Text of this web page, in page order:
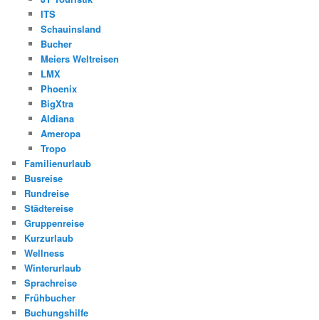
ITS
Schauinsland
Bucher
Meiers Weltreisen
LMX
Phoenix
BigXtra
Aldiana
Ameropa
Tropo
Familienurlaub
Busreise
Rundreise
Städtereise
Gruppenreise
Kurzurlaub
Wellness
Winterurlaub
Sprachreise
Frühbucher
Buchungshilfe